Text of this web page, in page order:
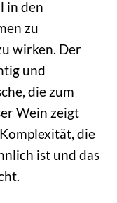
in den
zu
wirken. Der
und
die zum
Wein zeigt
die
ist und das